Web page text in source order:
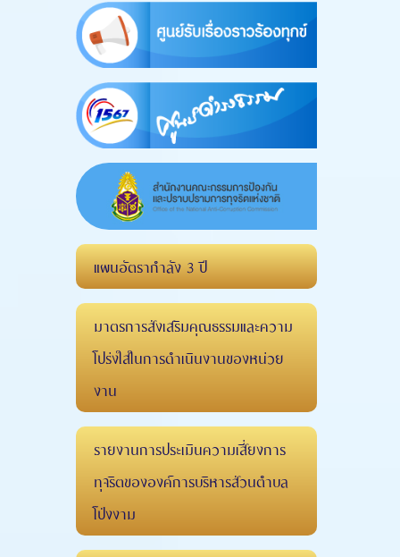
แผนอัตรากำลัง 3 ปี
มาตรการส่งเสริมคุณธรรมและความ
โปร่งใสในการดำเนินงานของหน่วย
งาน
รายงานการประเมินความเสี่ยงการ
ทุจริตขององค์การบริหารส่วนตำบล
โป่งงาม